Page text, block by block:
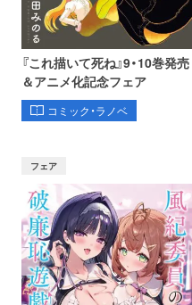
『これ描いて死ね』9・10巻発売
＆アニメ化記念フェア
コミック・ラノベ
フェア